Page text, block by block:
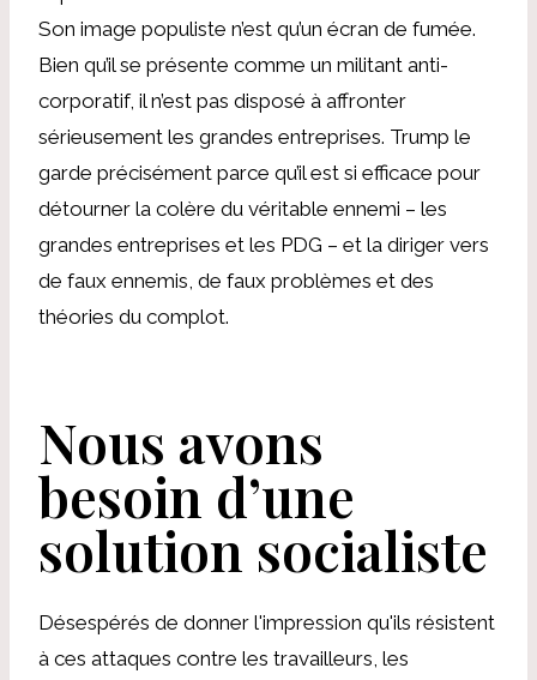
Son image populiste n’est qu’un écran de fumée.
Bien qu’il se présente comme un militant anti-
corporatif, il n’est pas disposé à affronter
sérieusement les grandes entreprises. Trump le
garde précisément parce qu’il est si efficace pour
détourner la colère du véritable ennemi – les
grandes entreprises et les PDG – et la diriger vers
de faux ennemis, de faux problèmes et des
théories du complot.
Nous avons
besoin d’une
solution socialiste
Désespérés de donner l'impression qu'ils résistent
à ces attaques contre les travailleurs, les